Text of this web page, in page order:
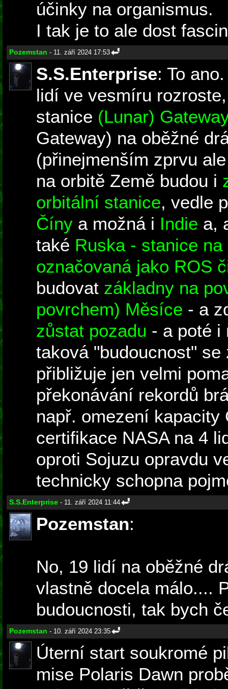
účinky na organismus.
I tak je to ale dost
Pozemstan - 11. září 2024 17:53
S.S.Enterprise: To
lidí ve vesmíru
stanice (Lunar)
Gateway) na oběžné
(přinejmenším zprvu
na orbitě Země budou i
orbitální stanice, vedle
Číny a možná i Indie a,
také Ruska - stanice
označovaná jako ROS
budovat základny na
povrchem) Měsíce - a
zůstat pozadu - a poté i
taková "budoucnost"
přibližuje jen velmi
překonávání rekordů
např. omezení kapacity
certifikace NASA na 4
oproti Sojuzu opravdu
technicky schopna
S.S.Enterprise - 11. září 2024 11:44
Pozemstan:
No, 19 lidí na oběžné
vlastně docela málo....
budoucnosti, tak bych
Pozemstan - 10. září 2024 23:35
Úterní start soukromé
mise Polaris Dawn